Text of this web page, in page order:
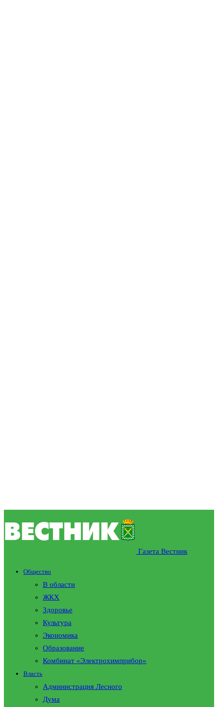
Газета Вестник
Общество
В области
ЖКХ
Здоровье
Культура
Экономика
Образование
Комбинат «Электрохимприбор»
Власть
Администрация Лесного
Дума